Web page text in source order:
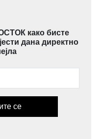
како бисте
дана директно
се